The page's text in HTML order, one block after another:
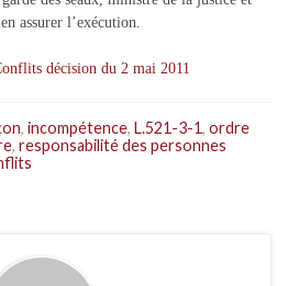
assurer l’exécution.
décision du 2 mai 2011
, incompétence, L.521-3-1, ordre
, responsabilité des personnes